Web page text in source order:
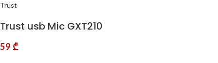
Trust
Trust usb Mic GXT210
59 ₾